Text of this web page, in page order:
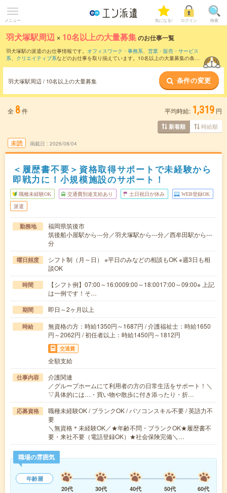
メニュー 気になる! ログイン 検索
羽犬塚駅周辺 × 10名以上の大量募集のお仕事一覧
羽犬塚駅の派遣のお仕事情報です。 オフィスワーク・事務系、 営業・販売・サービス
系、 クリエイティブ系などのお仕事を取り揃えています。10名以上の大量募集の条件
羽犬塚駅周辺 / 10名以上の大量募集 条件の変更
全 8件 平均時給: 1,319 円
新着順 時給順
未読 掲載日 2026/08/04
＜履歴書不要＞資格取得サポートで未経験から
即戦力に！小規模施設のサポート！
職種未経験OK 交通費別途支給あり 土日祝日が休み WEB登録OK
派遣
勤務地
福岡県筑後市
筑後船小屋駅から---分／羽犬塚駅から---分／西牟田駅から---
分
曜日頻度
シフト制（月～日） ※平日のみなどの相談もOK ※週3日も相
談OK
時間
【シフト例】07:00～16:0009:00～18:0017:00～09:00※ 上記
は一例です！そ…
期間 即日～2ヶ月以上
時給
無資格の方：時給1350円～1687円 / 介護福祉士：時給1650
円～2062円 / 初任者以上：時給1450円～1812円
交通費
全額支給
仕事内容
介護関連
／グループホームにて利用者の方の日常生活をサポート！＼
▽具体的には…・買い物や散歩に付き添ったり・折…
応募資格
職種未経験OK / ブランクOK / パソコンスキル不要 / 英語力不
要
＼無資格＊未経験OK／★年齢不問・ブランクOK★履歴書不
要・来社不要（電話登録OK）★社会保険完備＼…
職場の雰囲気
年齢層
20代
30代 40代 50代
60代